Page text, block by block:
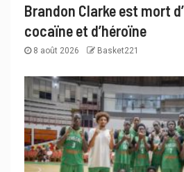
Brandon Clarke est mort
cocaïne et d’héroïne
8 août 2026 Basket221